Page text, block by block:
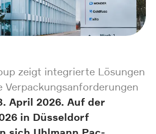
zeigt integrierte Lösungen
Verpackungsanforderungen
April 2026. Auf der
in Düsseldorf